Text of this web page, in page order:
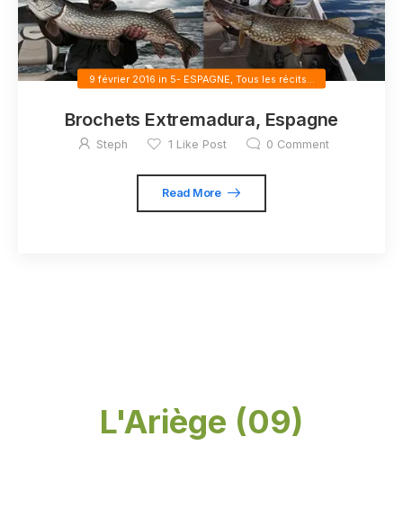
9 février 2016 in 5- ESPAGNE Tous les récits...
Brochets Extremadura, Espagne
Steph 1 Like Post 0 Comment
Read More
L'Ariège (09)